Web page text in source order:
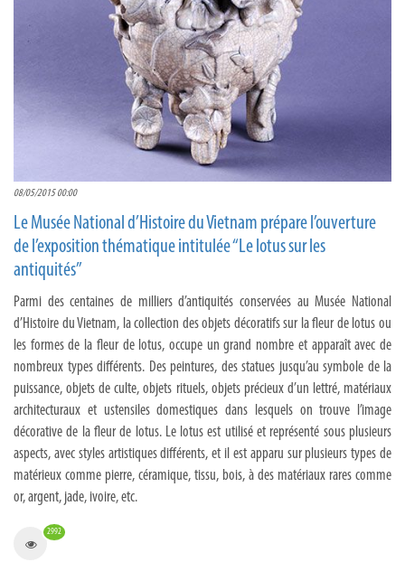
08/05/2015 00:00
Le Musée National d’Histoire du Vietnam prépare l’ouverture
de l’exposition thématique intitulée “Le lotus sur les
antiquités”
Parmi des centaines de milliers d’antiquités conservées au Musée National
d’Histoire du Vietnam, la collection des objets décoratifs sur la fleur de lotus ou
les formes de la fleur de lotus, occupe un grand nombre et apparaît avec de
nombreux types différents. Des peintures, des statues jusqu’au symbole de la
puissance, objets de culte, objets rituels, objets précieux d’un lettré, matériaux
architecturaux et ustensiles domestiques dans lesquels on trouve l’image
décorative de la fleur de lotus. Le lotus est utilisé et représenté sous plusieurs
aspects, avec styles artistiques différents, et il est apparu sur plusieurs types de
matérieux comme pierre, céramique, tissu, bois, à des matériaux rares comme
or, argent, jade, ivoire, etc.
2992